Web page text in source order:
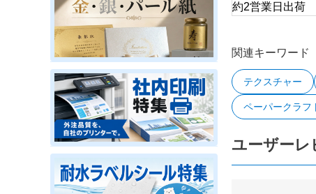
約2営業日出荷
関連キーワード
テクスチャー
ペーパークラフ
ユーザーレ